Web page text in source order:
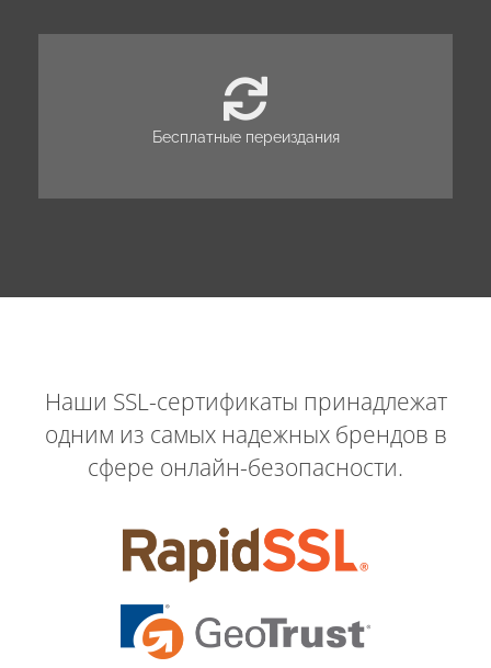
Бесплатные переиздания
Наши SSL-сертификаты принадлежат
одним из самых надежных брендов в
сфере онлайн-безопасности.